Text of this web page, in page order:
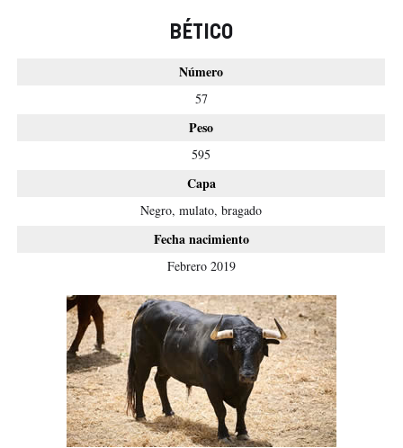
BÉTICO
Número
57
Peso
595
Capa
Negro, mulato, bragado
Fecha nacimiento
Febrero 2019